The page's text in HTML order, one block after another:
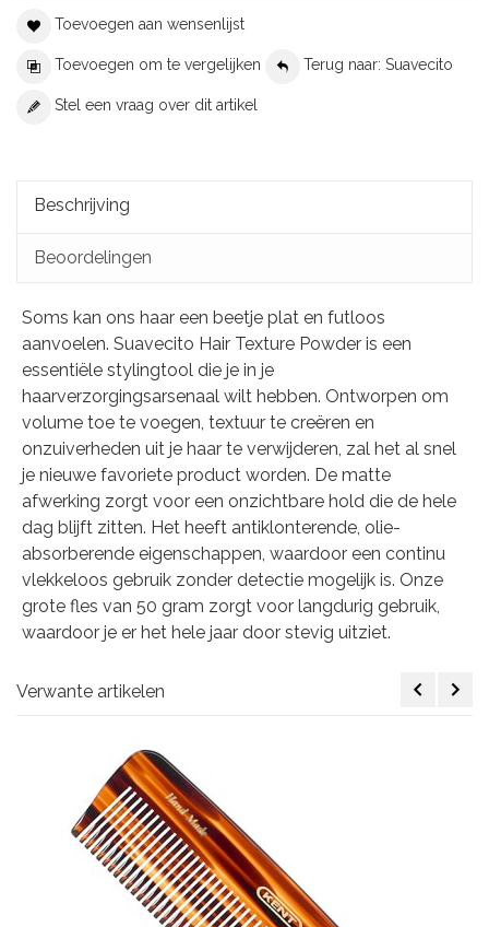
Toevoegen aan wensenlijst
Toevoegen om te vergelijken Terug naar: Suavecito
Stel een vraag over dit artikel
Beschrijving
Beoordelingen
Soms kan ons haar een beetje plat en futloos
aanvoelen. Suavecito Hair Texture Powder is een
essentiële stylingtool die je in je
haarverzorgingsarsenaal wilt hebben. Ontworpen om
volume toe te voegen, textuur te creëren en
onzuiverheden uit je haar te verwijderen, zal het al snel
je nieuwe favoriete product worden. De matte
afwerking zorgt voor een onzichtbare hold die de hele
dag blijft zitten. Het heeft antiklonterende, olie-
absorberende eigenschappen, waardoor een continu
vlekkeloos gebruik zonder detectie mogelijk is. Onze
grote fles van 50 gram zorgt voor langdurig gebruik,
waardoor je er het hele jaar door stevig uitziet.
Verwante artikelen